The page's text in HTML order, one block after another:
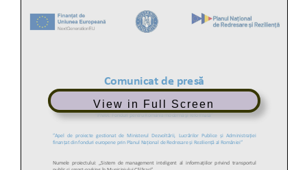
View in Full Screen